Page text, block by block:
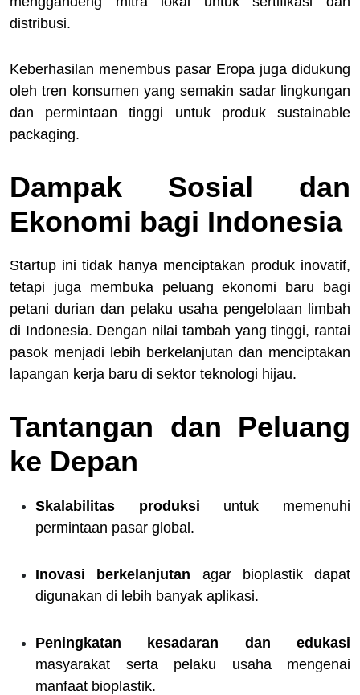
distribusi.
Keberhasilan menembus pasar Eropa juga didukung
oleh tren konsumen yang semakin sadar lingkungan
dan permintaan tinggi untuk produk sustainable
packaging.
Dampak Sosial dan
Ekonomi bagi Indonesia
Startup ini tidak hanya menciptakan produk inovatif,
tetapi juga membuka peluang ekonomi baru bagi
petani durian dan pelaku usaha pengelolaan limbah
di Indonesia. Dengan nilai tambah yang tinggi, rantai
pasok menjadi lebih berkelanjutan dan menciptakan
lapangan kerja baru di sektor teknologi hijau.
Tantangan dan Peluang
ke Depan
Skalabilitas produksi untuk memenuhi
permintaan pasar global.
Inovasi berkelanjutan agar bioplastik dapat
digunakan di lebih banyak aplikasi.
Peningkatan kesadaran dan edukasi
masyarakat serta pelaku usaha mengenai
manfaat bioplastik.